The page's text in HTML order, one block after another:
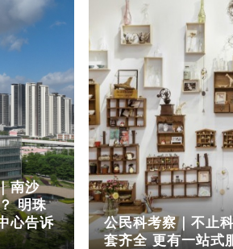
南沙
明珠
心告诉
公民科考察｜不止
套齐全 更有一站式